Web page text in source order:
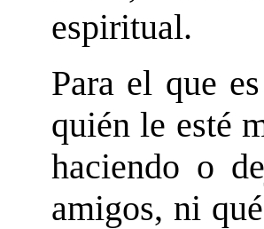
espiritual.
Para el que
quién le esté
haciendo o
amigos, ni